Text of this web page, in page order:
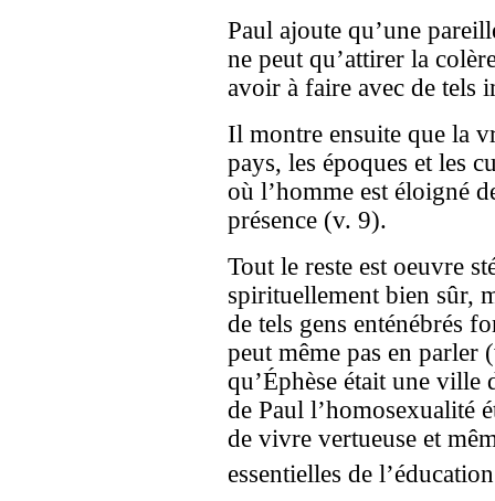
Paul ajoute qu’une
ne peut qu’attirer la
avoir à faire avec de tels
Il montre ensuite que la
pays, les époques et les
où l’homme est éloigné
présence (v. 9).
Tout le reste est oeuvre
spirituellement bien sûr,
de tels gens enténébrés
peut même pas en parler
qu’Éphèse était une ville
de Paul l’homosexualité
de vivre vertueuse et
essentielles de